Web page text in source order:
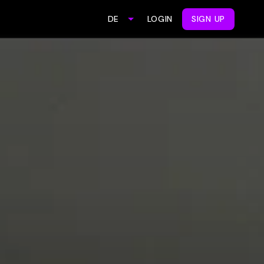
DE LOGIN SIGN UP